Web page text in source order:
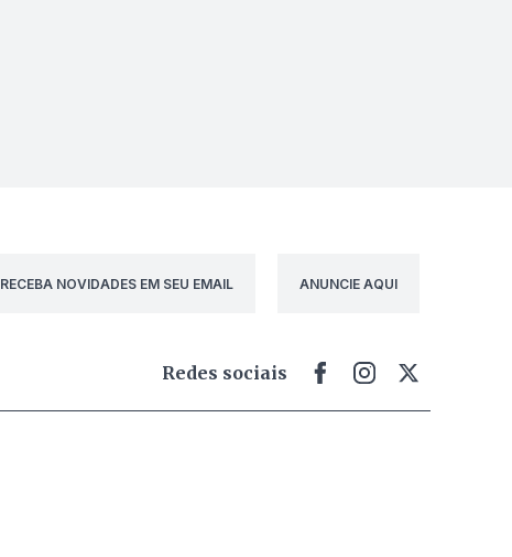
RECEBA NOVIDADES EM SEU EMAIL ANUNCIE AQUI
Redes sociais